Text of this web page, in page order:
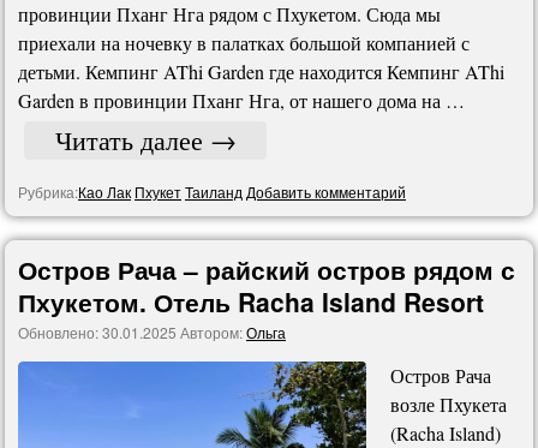
провинции Пханг Нга рядом с Пхукетом. Сюда мы
приехали на ночевку в палатках большой компанией с
детьми. Кемпинг AThi Garden где находится Кемпинг AThi
Garden в провинции Пханг Нга, от нашего дома на …
Читать далее →
Рубрика:Као Лак ПхукетТаиланд Добавить комментарий
Остров Рача – райский остров рядом с
Пхукетом. Отель Racha Island Resort
Обновлено:30.01.2025 Автором:Ольга
Остров Рача
возле Пхукета
(Racha Island)